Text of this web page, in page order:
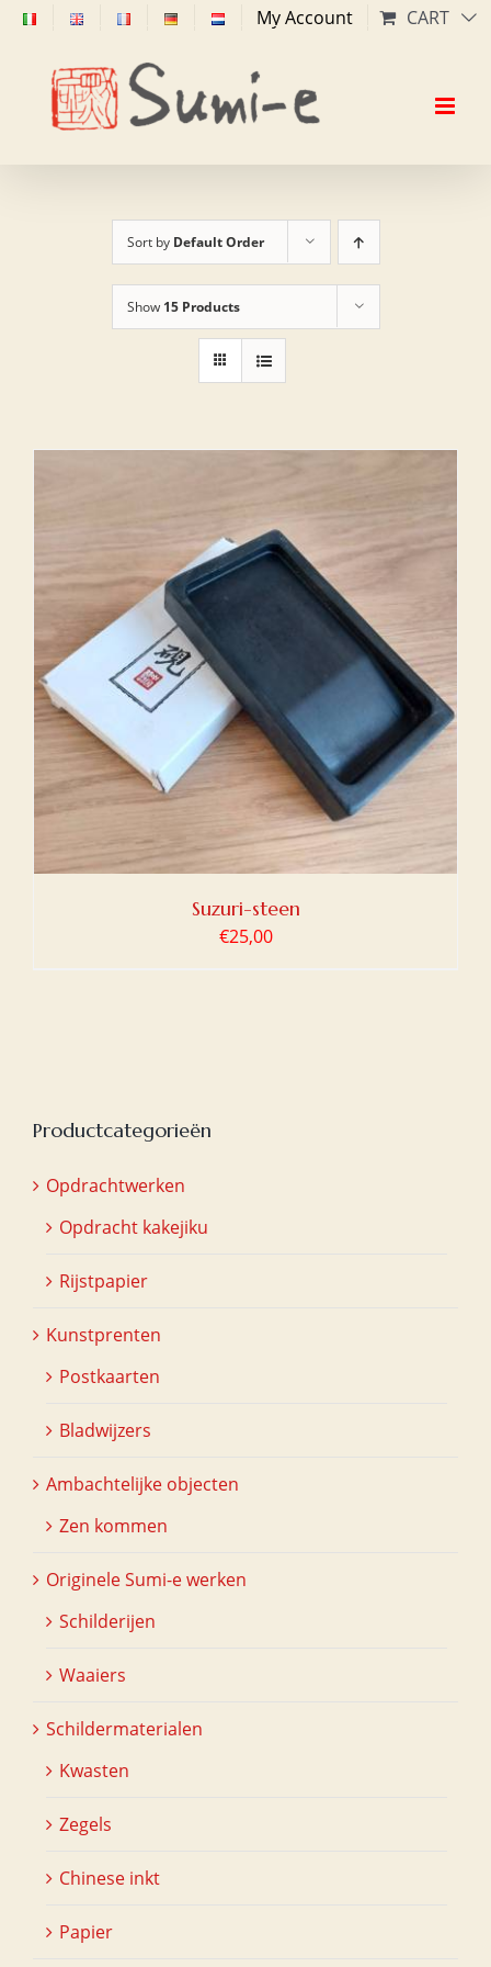
Skip
content
My Account CART
Sort by Default Order
Show 15 Products
Suzuri-steen
€25,00
Productcategorieën
Opdrachtwerken
Opdracht kakejiku
Rijstpapier
Kunstprenten
Postkaarten
Bladwijzers
Ambachtelijke objecten
Zen kommen
Originele Sumi-e werken
Schilderijen
Waaiers
Schildermaterialen
Kwasten
Zegels
Chinese inkt
Papier